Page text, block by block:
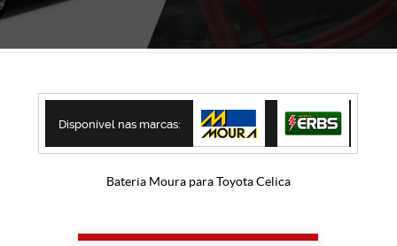
Disponível nas marcas:
Bateria Moura para Toyota Celica